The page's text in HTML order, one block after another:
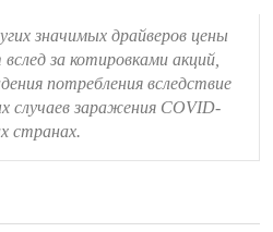
значимых драйверов цены
за котировками акций,
потребления вследствие
случаев заражения COVID-
странах.